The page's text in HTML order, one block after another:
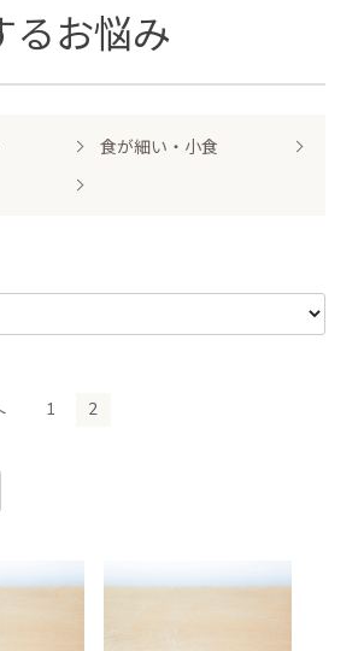
るお悩み
食が細い・小食
1 2